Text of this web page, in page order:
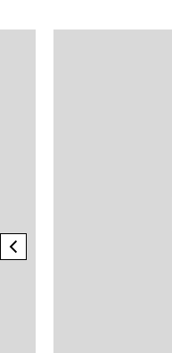
previous element